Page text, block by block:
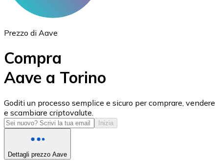
USD Coin
USDC
Prezzo di Aave
Compra
Aave a Torino
Goditi un processo semplice e sicuro per comprare, vendere
e scambiare criptovalute.
Inizia
Dettagli prezzo Aave